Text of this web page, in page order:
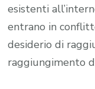
esistenti
entrano in
desiderio di
raggiungimento